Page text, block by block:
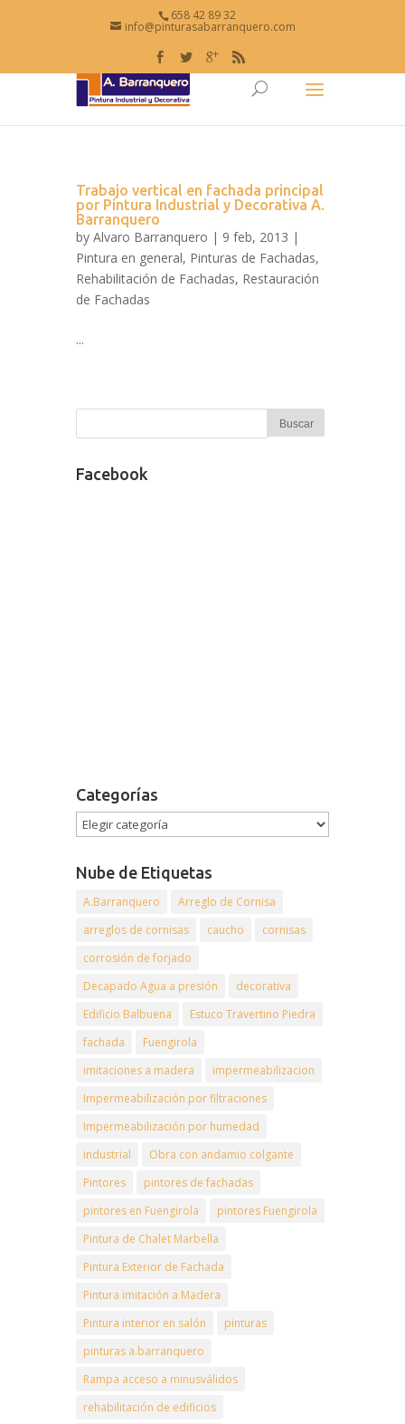
658 42 89 32
info@pinturasabarranquero.com
Trabajo vertical en fachada principal
por Pintura Industrial y Decorativa A.
Barranquero
by Alvaro Barranquero | 9 feb, 2013 |
Pintura en general, Pinturas de Fachadas,
Rehabilitación de Fachadas, Restauración
de Fachadas
...
Facebook
Categorías
Nube de Etiquetas
A.Barranquero
Arreglo de Cornisa
arreglos de cornisas
caucho
cornisas
corrosión de forjado
Decapado Agua a presión
decorativa
Edificio Balbuena
Estuco Travertino Piedra
fachada
Fuengirola
imitaciones a madera
impermeabilizacion
Impermeabilización por filtraciones
Impermeabilización por humedad
industrial
Obra con andamio colgante
Pintores
pintores de fachadas
pintores en Fuengirola
pintores Fuengirola
Pintura de Chalet Marbella
Pintura Exterior de Fachada
Pintura imitación a Madera
Pintura interior en salón
pinturas
pinturas a.barranquero
Rampa acceso a minusválidos
rehabilitación de edificios